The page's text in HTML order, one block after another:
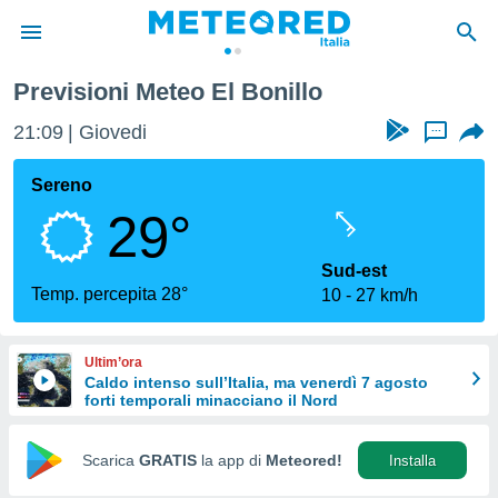
di
per
le
di
Web
Previsioni Meteo El Bonillo
21:09 Giovedi ...
Sereno
29°
Temp. percepita 28°
Sud-est
10
27 km/h
Ultim’ora
Caldo intenso sull’Italia, ma venerdì 7 agosto
forti temporali minacciano il Nord
Scarica GRATIS la app di Meteored! Installa